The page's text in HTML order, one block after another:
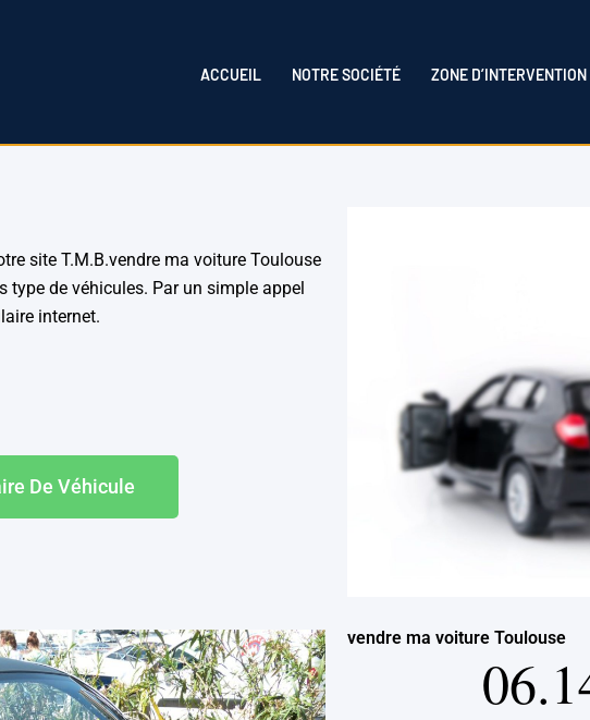
ACCUEIL NOTRE SOCIÉTÉ ZONE D’INTERVENTION
site T.M.B.vendre ma voiture Toulouse
type de véhicules. Par un simple appel
internet.
De Véhicule
vendre ma voiture Toulouse